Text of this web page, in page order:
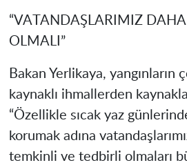
“VATANDAŞLARIMIZ DAHA
OLMALI”
Bakan Yerlikaya, yangınların
kaynaklı ihmallerden
“Özellikle sıcak yaz
korumak adına
temkinli ve tedbirli olmaları